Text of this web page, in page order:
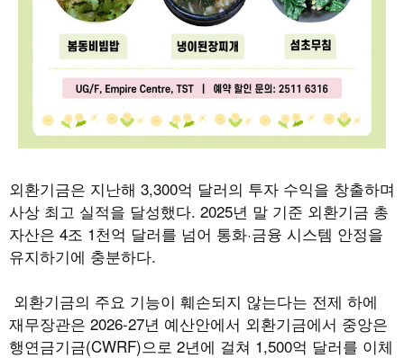
외환기금은 지난해 3,300억 달러의 투자 수익을 창출하며
사상 최고 실적을 달성했다. 2025년 말 기준 외환기금 총
자산은 4조 1천억 달러를 넘어 통화·금융 시스템 안정을
유지하기에 충분하다.
외환기금의 주요 기능이 훼손되지 않는다는 전제 하에
재무장관은 2026-27년 예산안에서 외환기금에서 중앙은
행연금기금(CWRF)으로 2년에 걸쳐 1,500억 달러를 이체